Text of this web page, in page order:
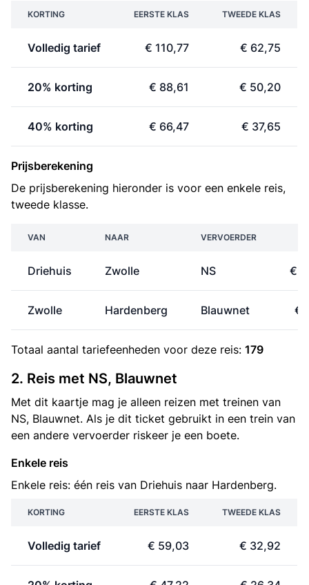
KORTING EERSTE KLAS TWEEDE KLAS
Volledig tarief € 110,77 € 62,75
20% korting € 88,61 € 50,20
40% korting € 66,47 € 37,65
Prijsberekening
De prijsberekening hieronder is voor een enkele reis,
tweede klasse.
VAN NAAR VERVOERDER
Driehuis Zwolle NS €
Zwolle Hardenberg Blauwnet €
Totaal aantal tariefeenheden voor deze reis: 179
2. Reis met NS, Blauwnet
Met dit kaartje mag je alleen reizen met treinen van
NS, Blauwnet. Als je dit ticket gebruikt in een trein van
een andere vervoerder riskeer je een boete.
Enkele reis
Enkele reis: één reis van Driehuis naar Hardenberg.
KORTING EERSTE KLAS TWEEDE KLAS
Volledig tarief € 59,03 € 32,92